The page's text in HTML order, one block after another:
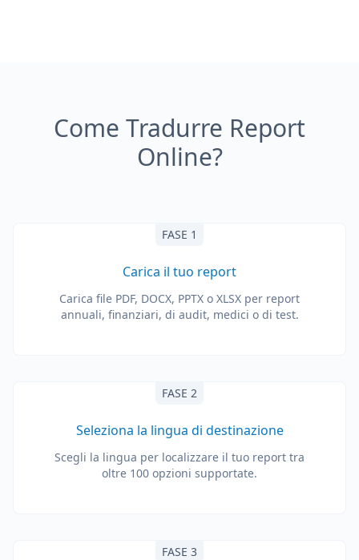
Come Tradurre Report
Online?
FASE 1
Carica il tuo report
Carica file PDF, DOCX, PPTX o XLSX per report
annuali, finanziari, di audit, medici o di test.
FASE 2
Seleziona la lingua di destinazione
Scegli la lingua per localizzare il tuo report tra
oltre 100 opzioni supportate.
FASE 3